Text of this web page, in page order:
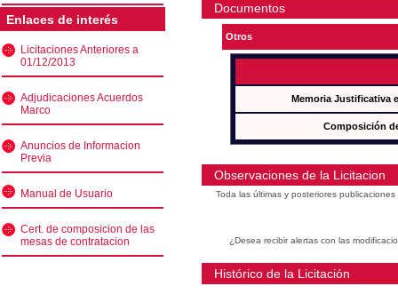
Enlaces de interés
Licitaciones Anteriores a
01/12/2013
Adjudicaciones Acuerdos
Marco
Anuncios de Informacion
Previa
Manual de Usuario
Cert. de composicion de las
mesas de contratacion
Documentos
Otros
Memoria Justificativa
Composición
Observaciones de la Licitacion
Toda las últimas y posteriores
¿Desea recibir alertas con las
Histórico de la Licitación